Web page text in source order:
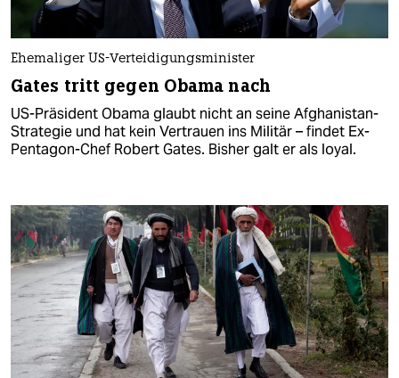
Ehemaliger US-Verteidigungsminister
Gates tritt gegen Obama nach
US-Präsident Obama glaubt nicht an seine Afghanistan-
Strategie und hat kein Vertrauen ins Militär – findet Ex-
Pentagon-Chef Robert Gates. Bisher galt er als loyal.